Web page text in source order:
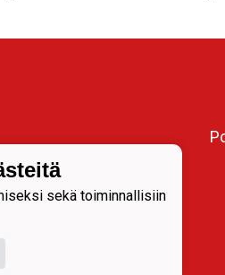
sekä toiminnallisiin